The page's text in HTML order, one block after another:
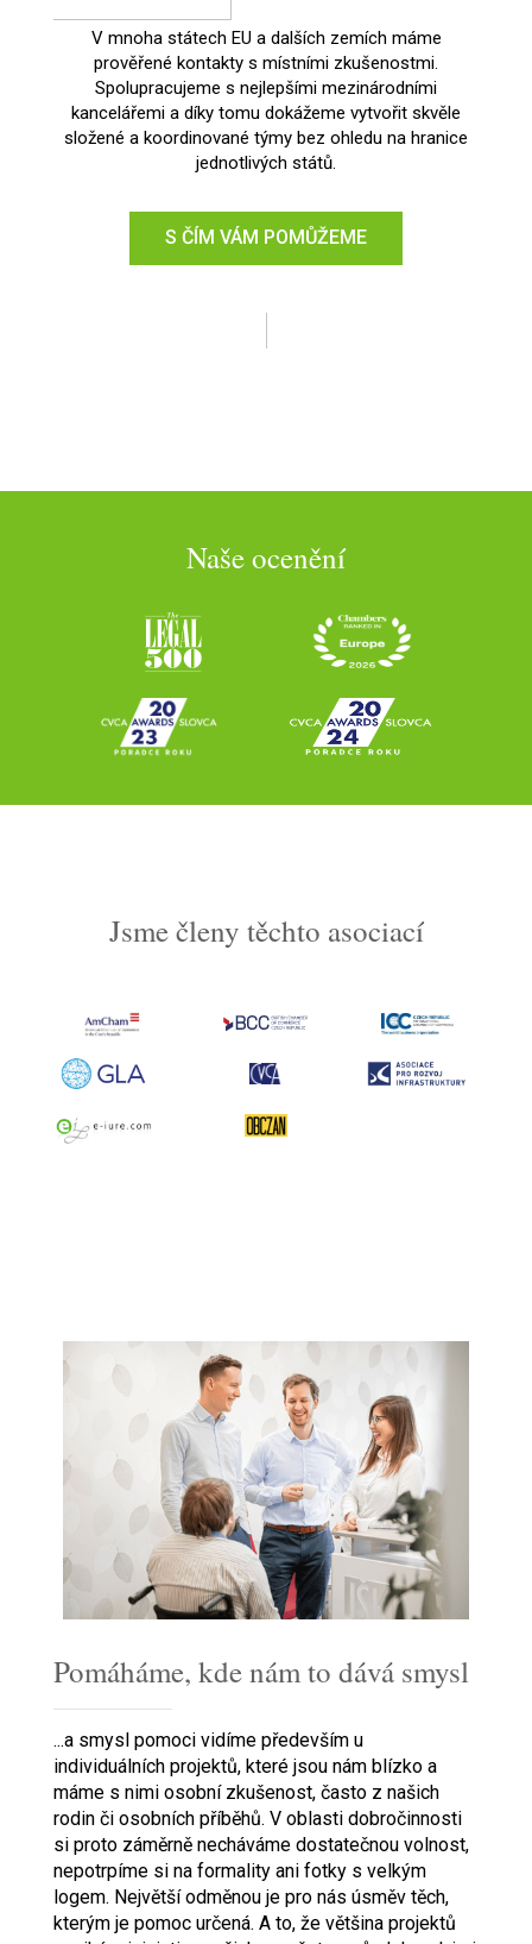
V mnoha státech EU a dalších zemích máme
prověřené kontakty s místními zkušenostmi.
Spolupracujeme s nejlepšími mezinárodními
kancelářemi a díky tomu dokážeme vytvořit skvěle
složené a koordinované týmy bez ohledu na hranice
jednotlivých států.
S ČÍM VÁM POMŮŽEME
Naše ocenění
Jsme členy těchto asociací
Pomáháme, kde nám to dává smysl
...a smysl pomoci vidíme především u
individuálních projektů, které jsou nám blízko a
máme s nimi osobní zkušenost, často z našich
rodin či osobních příběhů. V oblasti dobročinnosti
si proto záměrně necháváme dostatečnou volnost,
nepotrpíme si na formality ani fotky s velkým
logem. Největší odměnou je pro nás úsměv těch,
kterým je pomoc určená. A to, že většina projektů